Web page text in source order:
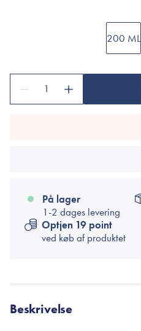
200 ML
1
På lager
1-2 dages levering
Optjen 19 point
ved køb af produktet
Beskrivelse